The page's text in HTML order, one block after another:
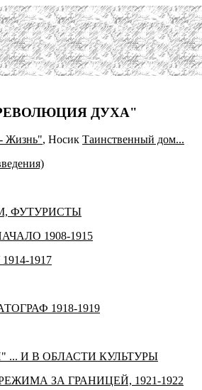
ДУХА"
Жизнь", Носик Таинственный дом...
ФУТУРИСТЫ
1908-1915
1917
1918-1919
И В ОБЛАСТИ КУЛЬТУРЫ
ЗА ГРАНИЦЕЙ, 1921-1922